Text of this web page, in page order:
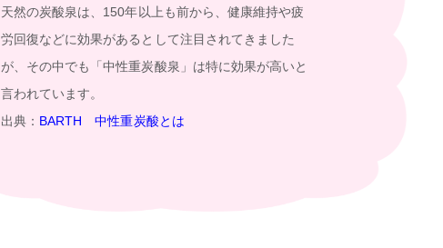
天然の炭酸泉は、150年以上も前から、健康維持や疲
労回復などに効果があるとして注目されてきました
が、その中でも「中性重炭酸泉」は特に効果が高いと
言われています。
出典： BARTH 中性重炭酸とは